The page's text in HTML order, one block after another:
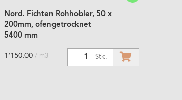
Nord. Fichten Rohhobler, 50 x
200mm, ofengetrocknet
5400 mm
Stk.
1’150.00 / m3